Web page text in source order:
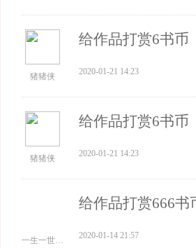
猪猪侠
给作品打赏6书币
2020-01-21 14:23
猪猪侠
给作品打赏6书币
2020-01-21 14:23
给作品打赏666书
2020-01-14 21:57